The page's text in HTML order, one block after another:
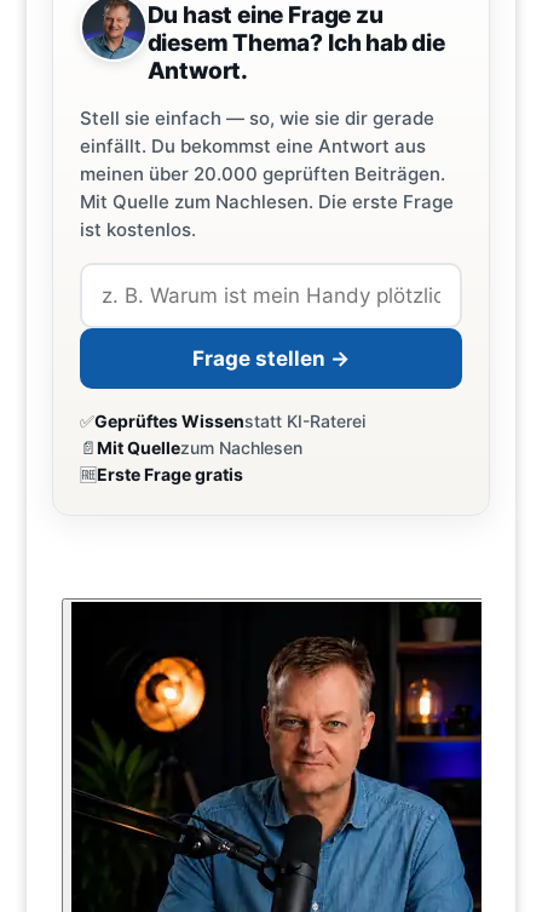
Du hast eine Frage zu
diesem Thema? Ich hab die
Antwort.
Stell sie einfach — so, wie sie dir gerade
einfällt. Du bekommst eine Antwort aus
meinen über 20.000 geprüften Beiträgen.
Mit Quelle zum Nachlesen. Die erste Frage
ist kostenlos.
Frage stellen →
✅Geprüftes Wissenstatt KI-Raterei
📄Mit Quellezum Nachlesen
🆓Erste Frage gratis